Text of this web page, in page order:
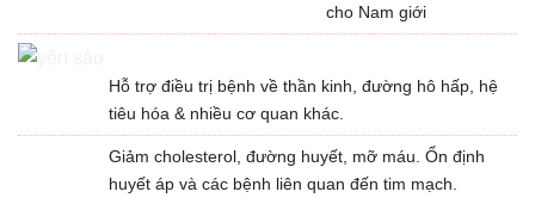
cho Nam giới
Hỗ trợ điều trị bệnh về thần kinh, đường hô hấp, hệ
tiêu hóa & nhiều cơ quan khác.
Giảm cholesterol, đường huyết, mỡ máu. Ổn định
huyết áp và các bệnh liên quan đến tim mạch.